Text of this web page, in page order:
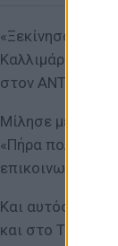
«Ξεκίνησα με το
Καλλιμάρμαρο,
στον ΑΝΤ1.
Μίλησε με
«Πήρα πολλή
επικοινωνώ
Και αυτός ο
και στο Twitter.